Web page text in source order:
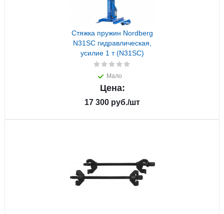
Стяжка пружин Nordberg
N31SC гидравлическая,
усилие 1 т (N31SC)
Мало
Цена:
17 300 руб./шт